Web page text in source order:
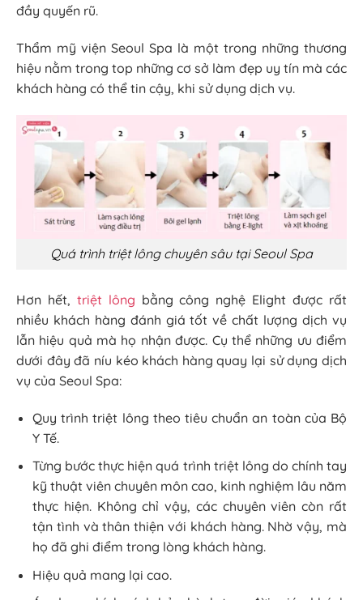
đầy quyến rũ.
Thẩm mỹ viện Seoul Spa là một trong những thương
hiệu nằm trong top những cơ sở làm đẹp uy tín mà các
khách hàng có thể tin cậy, khi sử dụng dịch vụ.
Quá trình triệt lông chuyên sâu tại Seoul Spa
Hơn hết, triệt lông bằng công nghệ Elight được rất
nhiều khách hàng đánh giá tốt về chất lượng dịch vụ
lẫn hiệu quả mà họ nhận được. Cụ thể những ưu điểm
dưới đây đã níu kéo khách hàng quay lại sử dụng dịch
vụ của Seoul Spa:
Quy trình triệt lông theo tiêu chuẩn an toàn của Bộ
Y Tế.
Từng bước thực hiện quá trình triệt lông do chính tay
kỹ thuật viên chuyên môn cao, kinh nghiệm lâu năm
thực hiện. Không chỉ vậy, các chuyên viên còn rất
tận tình và thân thiện với khách hàng. Nhờ vậy, mà
họ đã ghi điểm trong lòng khách hàng.
Hiệu quả mang lại cao.